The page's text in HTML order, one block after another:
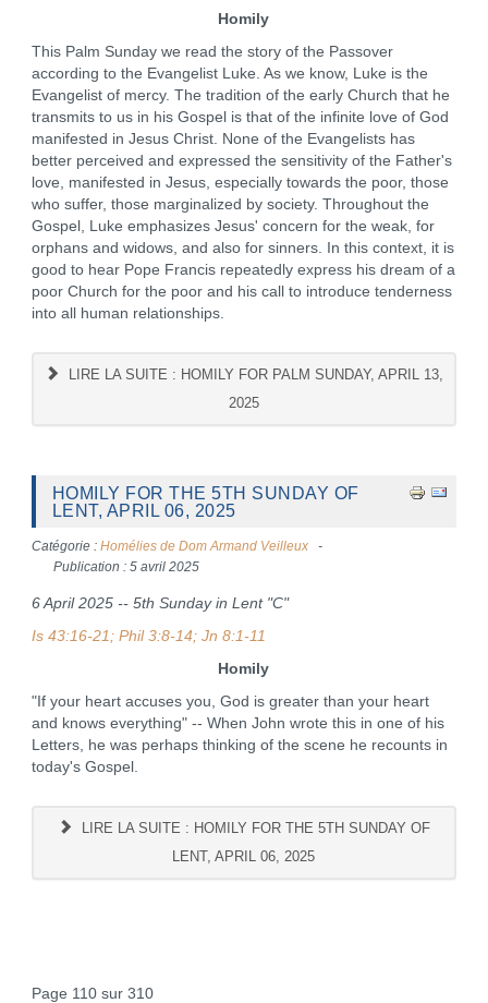
Homily
This Palm Sunday we read the story of the Passover
according to the Evangelist Luke. As we know, Luke is the
Evangelist of mercy. The tradition of the early Church that he
transmits to us in his Gospel is that of the infinite love of God
manifested in Jesus Christ. None of the Evangelists has
better perceived and expressed the sensitivity of the Father's
love, manifested in Jesus, especially towards the poor, those
who suffer, those marginalized by society. Throughout the
Gospel, Luke emphasizes Jesus' concern for the weak, for
orphans and widows, and also for sinners. In this context, it is
good to hear Pope Francis repeatedly express his dream of a
poor Church for the poor and his call to introduce tenderness
into all human relationships.
LIRE LA SUITE : HOMILY FOR PALM SUNDAY, APRIL 13,
2025
HOMILY FOR THE 5TH SUNDAY OF
LENT, APRIL 06, 2025
Catégorie : Homélies de Dom Armand Veilleux
Publication : 5 avril 2025
6 April 2025 -- 5th Sunday in Lent "C"
Is 43:16-21; Phil 3:8-14; Jn 8:1-11
Homily
"If your heart accuses you, God is greater than your heart
and knows everything" -- When John wrote this in one of his
Letters, he was perhaps thinking of the scene he recounts in
today's Gospel.
LIRE LA SUITE : HOMILY FOR THE 5TH SUNDAY OF
LENT, APRIL 06, 2025
Page 110 sur 310